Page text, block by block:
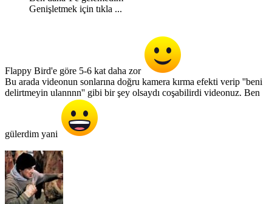
Genişletmek için tıkla ...
Flappy Bird'e göre 5-6 kat daha zor
Bu arada videonun sonlarına doğru kamera kırma efekti verip ''beni
delirtmeyin ulannnn'' gibi bir şey olsaydı coşabilirdi videonuz. Ben
gülerdim yani